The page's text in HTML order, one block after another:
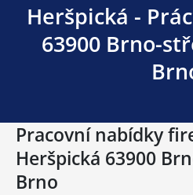
Heršpická -
63900 Brno-
Pracovní nabídky
Heršpická 63900
Brno